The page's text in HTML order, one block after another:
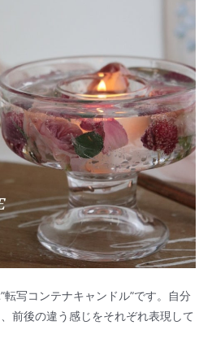
転写コンテナキャンドル”です。自分
前後の違う感じをそれぞれ表現して